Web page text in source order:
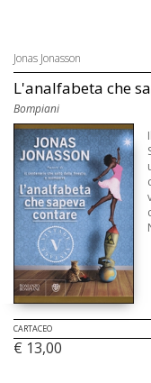
Jonas Jonasson
L'analfabeta che
Bompiani
CARTACEO
€ 13,00